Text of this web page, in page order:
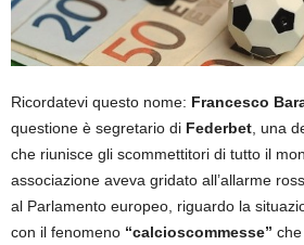
Ricordatevi questo nome: Francesco
questione è segretario di Federbet, una
che riunisce gli scommettitori di tutto il
associazione aveva gridato all’allarme
al Parlamento europeo, riguardo la
con il fenomeno “calcioscommesse”